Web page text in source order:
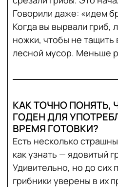
Говорили даже: «идем
Когда вы вырвали гриб,
ножки, чтобы не тащить
лесной мусор. Меньше
КАК ТОЧНО ПОНЯТЬ,
ГОДЕН ДЛЯ
ВРЕМЯ ГОТОВКИ?
Есть несколько
как узнать — ядовитый
Удивительно, но до сих
грибники уверены в их